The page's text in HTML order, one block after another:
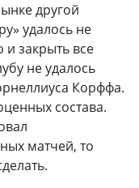
другой
удалось не
и закрыть все
не удалось
Корффа.
состава.
матчей, то